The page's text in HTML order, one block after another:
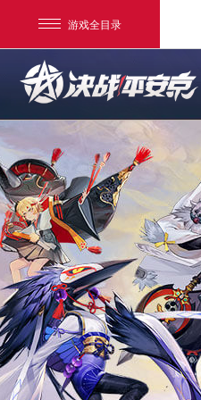
游戏全目录
网易游戏
游戏爱好者
我的足迹： 决战！平安京